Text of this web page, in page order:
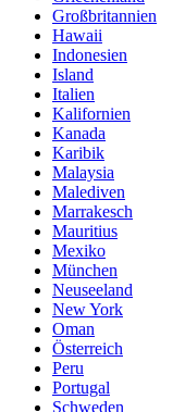
Großbritannien
Hawaii
Indonesien
Island
Italien
Kalifornien
Kanada
Karibik
Malaysia
Malediven
Marrakesch
Mauritius
Mexiko
München
Neuseeland
New York
Oman
Österreich
Peru
Portugal
Schweden